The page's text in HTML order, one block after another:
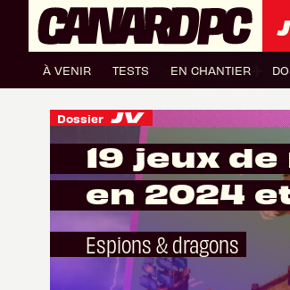
À VENIR TESTS EN CHANTIER
Dossier
19 jeux
en 2024
Espions & dragons